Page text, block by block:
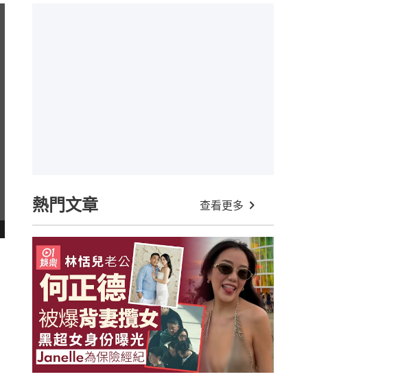
熱門文章 查看更多